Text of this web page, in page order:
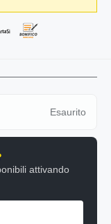
Esaurito
attivando